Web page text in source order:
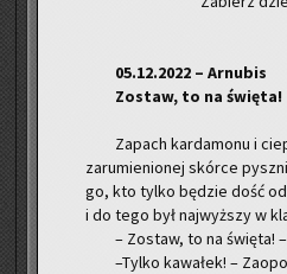
05.12.2022 – Ar­nu­bis
Zo­staw, to na świę­ta!
Za­pach kar­da­mo­nu i
za­ru­mie­nio­nej skór­ce
go, kto tylko bę­dzie dość
i do tego był naj­wyż­szy w
– Zo­staw, to na świę­ta!
–Tylko ka­wa­łek! –